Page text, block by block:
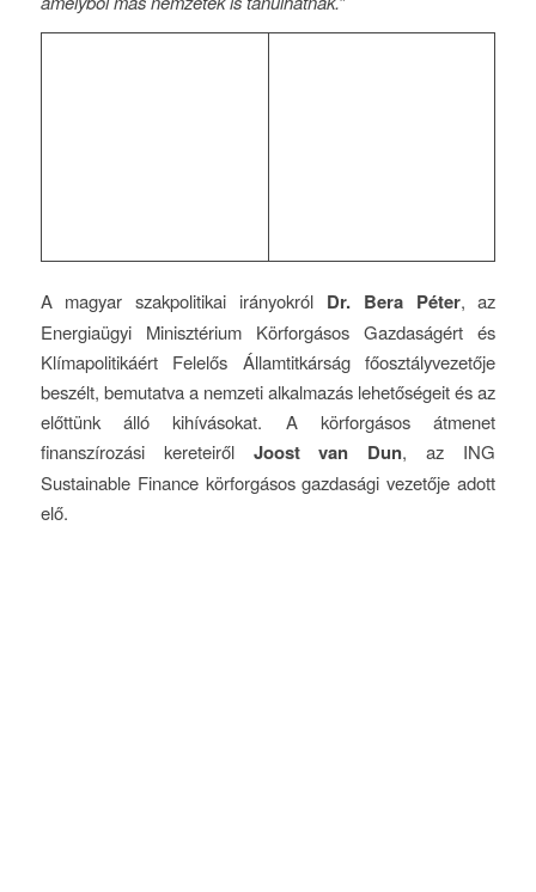
A magyar szakpolitikai irányokról Dr. Bera Péter, az
Energiaügyi Minisztérium Körforgásos Gazdaságért és
Klímapolitikáért Felelős Államtitkárság főosztályvezetője
beszélt, bemutatva a nemzeti alkalmazás lehetőségeit és az
előttünk álló kihívásokat. A körforgásos átmenet
finanszírozási kereteiről Joost van Dun, az ING
Sustainable Finance körforgásos gazdasági vezetője adott
elő.